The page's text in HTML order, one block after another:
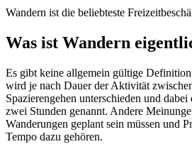
Wandern ist die beliebteste
Was ist Wandern
Es gibt keine allgemein gültige
wird je nach Dauer der Aktivität
Spazierengehen unterschieden und
zwei Stunden genannt. Andere
Wanderungen geplant sein müssen und
Tempo dazu gehören.